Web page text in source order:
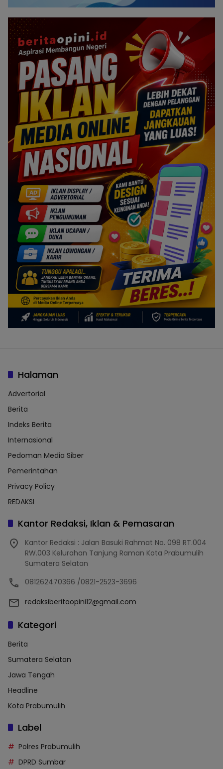
Halaman
Advertorial
Berita
Indeks Berita
Internasional
Pedoman Media Siber
Pemerintahan
Privacy Policy
REDAKSI
Kantor Redaksi, Iklan & Pemasaran
Kantor Redaksi : Jalan Basuki Rahmat No. 098 RT.004
RW.003 Kelurahan Tanjung Raman Kota Prabumulih
Sumatera Selatan
081262470366 /0821-2523-3696
redaksiberitaopini12@gmail.com
Kategori
Berita
Sumatera Selatan
Jawa Tengah
Headline
Kota Prabumulih
Label
Polres Prabumulih
DPRD Sumbar